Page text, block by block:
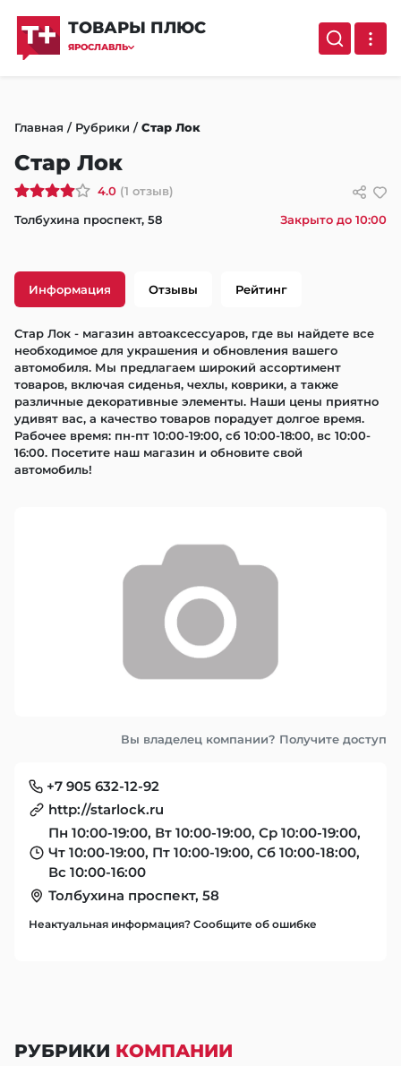
ТОВАРЫ ПЛЮС
ЯРОСЛАВЛЬ
Главная / Рубрики /Стар Лок
Стар Лок
4.0 (1 отзыв)
Толбухина проспект, 58
Закрыто до 10:00
Информация Отзывы Рейтинг
Стар Лок - магазин автоаксессуаров, где вы найдете все
необходимое для украшения и обновления вашего
автомобиля. Мы предлагаем широкий ассортимент
товаров, включая сиденья, чехлы, коврики, а также
различные декоративные элементы. Наши цены приятно
удивят вас, а качество товаров порадует долгое время.
Рабочее время: пн-пт 10:00-19:00, сб 10:00-18:00, вс 10:00-
16:00. Посетите наш магазин и обновите свой
автомобиль!
Вы владелец компании? Получите доступ
+7 905 632-12-92
http://starlock.ru
Пн 10:00-19:00, Вт 10:00-19:00, Ср 10:00-19:00,
Чт 10:00-19:00, Пт 10:00-19:00, Сб 10:00-18:00,
Вс 10:00-16:00
Толбухина проспект, 58
Неактуальная информация? Сообщите об ошибке
РУБРИКИ КОМПАНИИ